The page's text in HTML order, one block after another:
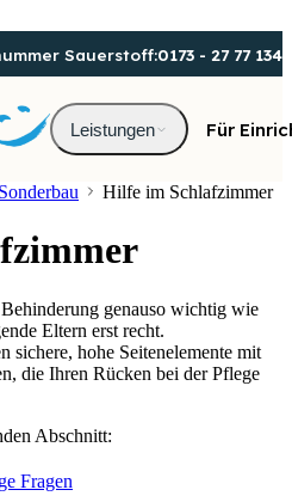
Sauerstoff:0173 - 27 77 134
Leistungen Für
Hilfe im Schlafzimmer
genauso wichtig wie
Eltern erst recht.
sichere, hohe Seitenelemente mit
die Ihren Rücken bei der Pflege
Abschnitt:
Fragen